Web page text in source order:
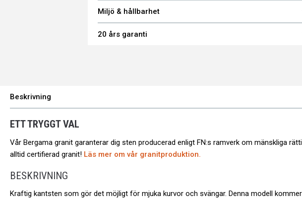
Produktblad
Produktblad RF1.
Katalog Bergama Granit
Miljö & hållbarhet
vill vi bidra till mer transparenta och välinformerade
beslut i bygg- och anläggningsprojekt.
20 års garanti
Beskrivning
ETT TRYGGT VAL
Vår Bergama granit garanterar dig sten producerad enligt FN:s ramverk om mänskliga
alltid certifierad granit! Läs mer om vår granitproduktion.
BESKRIVNING
Kraftig kantsten som gör det möjligt för mjuka kurvor och svängar. Denna modell